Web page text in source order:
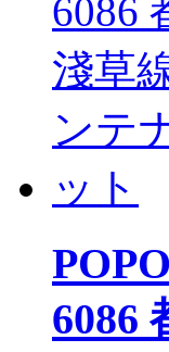
6086